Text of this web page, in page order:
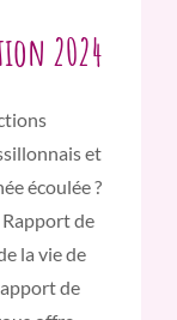
2024
et
écoulée ?
de
la vie de
de